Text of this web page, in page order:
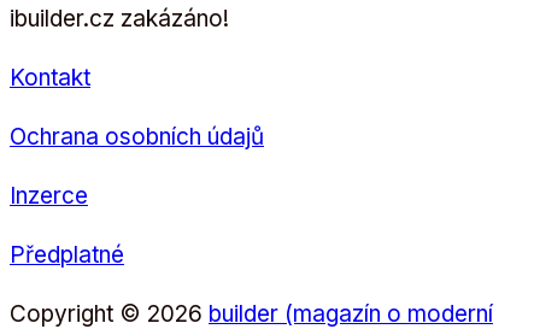
ibuilder.cz zakázáno!
Kontakt
Ochrana osobních údajů
Inzerce
Předplatné
Copyright © 2026 builder (magazín o moderní